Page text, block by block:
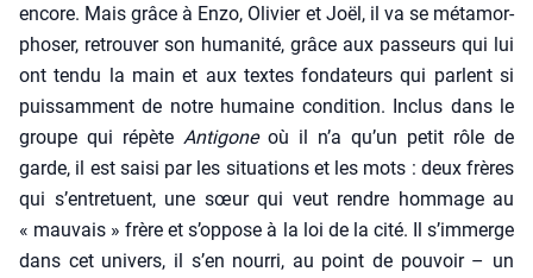
encore. Mais grâce à Enzo, Oli­vier et Joël, il va se méta­mor­
pho­ser, retrou­ver son huma­ni­té, grâce aux pas­seurs qui lui
ont ten­du la main et aux textes fon­da­teurs qui parlent si
puis­sam­ment de notre humaine condi­tion. Inclus dans le
groupe qui répète Anti­gone où il n’a qu’un petit rôle de
garde, il est sai­si par les situa­tions et les mots : deux frères
qui s’entretuent, une sœur qui veut rendre hom­mage au
« mau­vais » frère et s’oppose à la loi de la cité. Il s’immerge
dans cet uni­vers, il s’en nour­ri, au point de pou­voir – un